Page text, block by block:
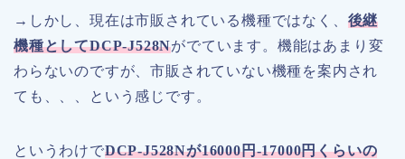
→しかし、現在は市販されている機種ではなく、 後継
機種としてDCP-J528Nがでています。機能はあまり変
わらないのですが、市販されていない機種を案内され
ても、、、という感じです。
というわけでDCP-J528Nが16000円-17000円くらいの